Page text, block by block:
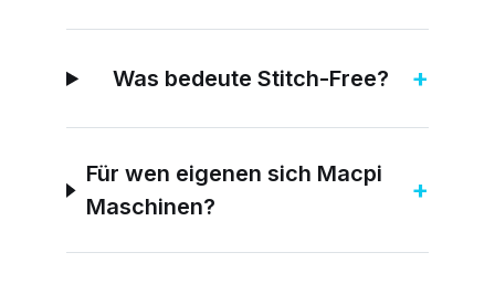
Was bedeute Stitch-Free? +
Für wen eigenen sich Macpi
Maschinen?
+